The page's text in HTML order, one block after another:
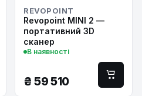
REVOPOINT
Revopoint MINI 2 —
портативний 3D
сканер
В наявності
₴ 59 510